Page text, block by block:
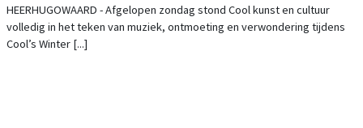
HEERHUGOWAARD - Afgelopen zondag stond Cool kunst en cultuur
volledig in het teken van muziek, ontmoeting en verwondering tijdens
Cool’s Winter [...]